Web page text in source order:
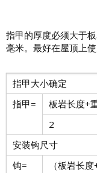
指甲的厚度必须大于
毫米。最好在屋顶上使
指甲大小确定
指甲=
板岩长度+
2
安装钩尺寸
钩=
（板岩长